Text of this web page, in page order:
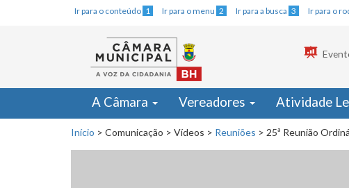
Ir para o conteúdo 1 Ir para o menu 2 Ir para a busca 3 Ir para o
A Câmara Vereadores Atividade
Início > Comunicação > Vídeos > Reuniões > 25ª Reunião